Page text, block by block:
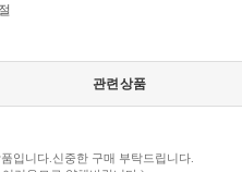
관련상품
입니다.신중한 구매 부탁드립니다.